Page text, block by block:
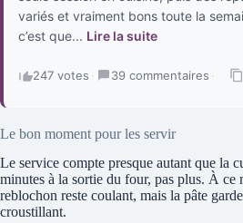
variés et vraiment bons toute la
c’est que... Lire la suite
247 votes · 39 commentaires ·
Le bon moment pour les servir
Le service compte presque autant que la
minutes à la sortie du four, pas plus. À ce
reblochon reste coulant, mais la pâte
croustillant.